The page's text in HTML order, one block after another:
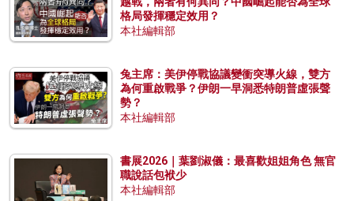
格局發揮穩定效用？
本社編輯部
兔主席：美伊停戰協議變衝突導火線，雙方
為何重啟戰爭？伊朗一早洞悉特朗普虛張聲
勢？
本社編輯部
書展2026｜葉劉淑儀：最喜歡姐姐角色 無官
職說話包袱少
本社編輯部